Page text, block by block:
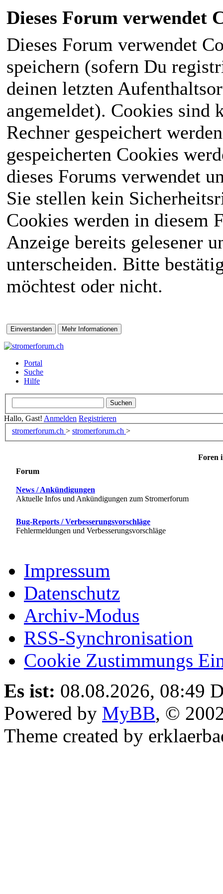
Dieses Forum verwendet
Dieses Forum verwendet
speichern (sofern Du
deinen letzten
angemeldet). Cookies sind
Rechner gespeichert
gespeicherten Cookies
dieses Forums verwendet
Sie stellen kein
Cookies werden in diesem
Anzeige bereits gelesener
unterscheiden. Bitte
möchtest oder nicht.
Portal
Suche
Hilfe
Hallo, Gast! Anmelden Registrieren
stromerforum.ch > stromerforum.ch >
Foren
Forum
News / Ankündigungen
Aktuelle Infos und Ankündigungen zum Stromerforum
Bug-Reports / Verbesserungsvorschläge
Fehlermeldungen und Verbesserungsvorschläge
Impressum
Datenschutz
Archiv-Modus
RSS-Synchronisation
Cookie Zustimmungs
Es ist: 08.08.2026, 08:49
Powered by MyBB, ©
Theme created by